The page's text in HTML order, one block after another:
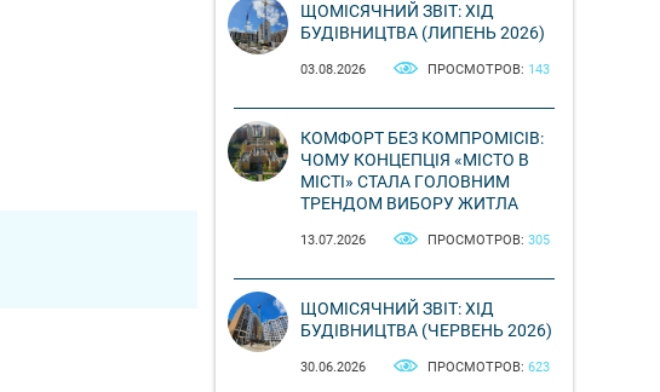
ЩОМІСЯЧНИЙ ЗВІТ: ХІД
БУДІВНИЦТВА (ЛИПЕНЬ 2026)
03.08.2026 ПРОСМОТРОВ: 143
КОМФОРТ БЕЗ КОМПРОМІСІВ:
ЧОМУ КОНЦЕПЦІЯ «МІСТО В
МІСТІ» СТАЛА ГОЛОВНИМ
ТРЕНДОМ ВИБОРУ ЖИТЛА
13.07.2026 ПРОСМОТРОВ: 305
ЩОМІСЯЧНИЙ ЗВІТ: ХІД
БУДІВНИЦТВА (ЧЕРВЕНЬ 2026)
30.06.2026 ПРОСМОТРОВ: 623